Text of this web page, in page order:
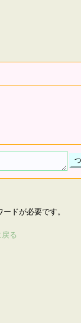
ドが必要です。
る